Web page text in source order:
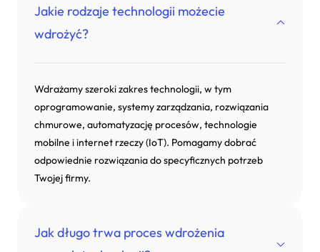
Jakie rodzaje technologii możecie
wdrożyć?
Wdrażamy szeroki zakres technologii, w tym
oprogramowanie, systemy zarządzania, rozwiązania
chmurowe, automatyzację procesów, technologie
mobilne i internet rzeczy (IoT). Pomagamy dobrać
odpowiednie rozwiązania do specyficznych potrzeb
Twojej firmy.
Jak długo trwa proces wdrożenia